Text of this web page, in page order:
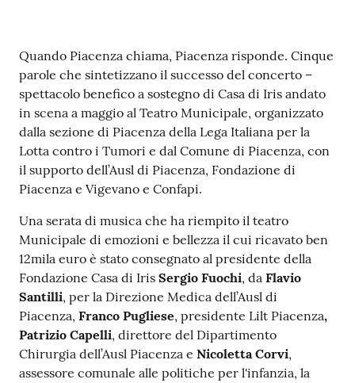
Studiare
a
Piacenza
Costruiamo
Salute
Novità
Scuole
Imprese
ed Enti
Quando Piacenza chiama, Piacenza risponde. Cinque
parole che sintetizzano il successo del concerto –
spettacolo benefico a sostegno di Casa di Iris andato
in scena a maggio al Teatro Municipale, organizzato
dalla sezione di Piacenza della Lega Italiana per la
Lotta contro i Tumori e dal Comune di Piacenza, con
il supporto dell’Ausl di Piacenza, Fondazione di
Piacenza e Vigevano e Confapi.
Una serata di musica che ha riempito il teatro
Municipale di emozioni e bellezza il cui ricavato ben
12mila euro è stato consegnato al presidente della
Fondazione Casa di Iris Sergio Fuochi, da Flavio
Santilli, per la Direzione Medica dell’Ausl di
Piacenza, Franco Pugliese, presidente Lilt Piacenza,
Patrizio Capelli, direttore del Dipartimento
Chirurgia dell’Ausl Piacenza e Nicoletta Corvi,
assessore comunale alle politiche per l'infanzia, la